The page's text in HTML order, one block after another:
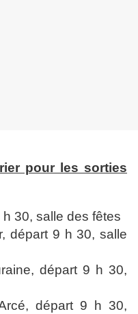
pour les sorties
30, salle des fêtes
départ 9 h 30, salle
départ 9 h 30,
départ 9 h 30,